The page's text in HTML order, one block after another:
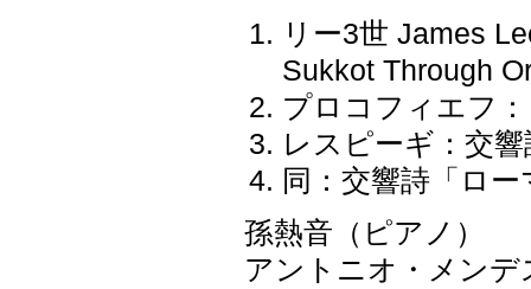
リー3世 James
Sukkot Through
プロコフィエフ
レスピーギ：交
同：交響詩「ロ
孫熱音（ピアノ）
アントニオ・メンデ